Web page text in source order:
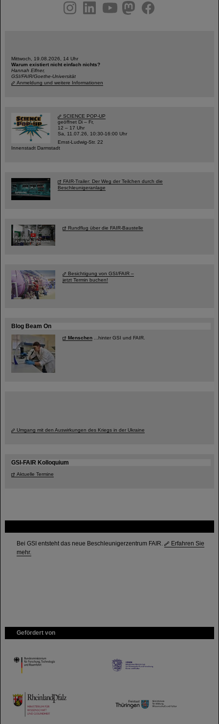
Bei GSI entsteht das neue Beschleunigerzentrum FAIR.
Erfahren Sie
mehr.
Gefördert von
HMWK
TMWWDG
youtubehelmholtz.socialfacebook
Mittwoch, 19.08.2026, 14 Uhr
Warum existiert nicht einfach nichts?
Hannah Elfner,
GSI/FAIR/Goethe-Universität
Anmeldung und weitere Informationen
SCIENCE POP-UP
geöffnet Di – Fr,
12 – 17 Uhr
Sa, 11.07.26, 10:30-16:00 Uhr
Ernst-Ludwig-Str. 22
Innenstadt Darmstadt
FAIR-Trailer: Der Weg der Teilchen durch die
Beschleunigeranlage
Rundflug über die FAIR-Baustelle
Besichtigung von GSI/FAIR –
jetzt Termin buchen!
Blog Beam On
Menschen ...hinter GSI und FAIR.
Umgang mit den Auswirkungen des Kriegs in der Ukraine
GSI-FAIR Kolloquium
Aktuelle Termine